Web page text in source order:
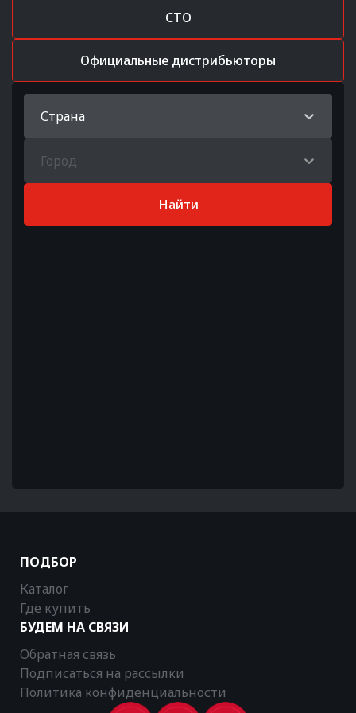
СТО
Официальные дистрибьюторы
Страна
Город
Найти
ПОДБОР
Каталог
Где купить
БУДЕМ НА СВЯЗИ
Обратная связь
Подписаться на рассылки
Политика конфиденциальности